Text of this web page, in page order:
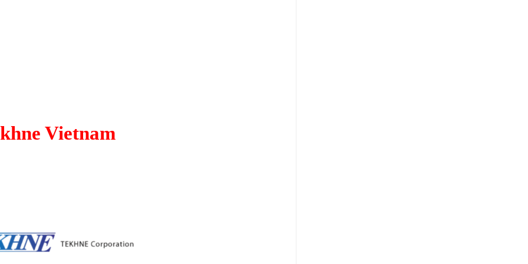
Vietnam